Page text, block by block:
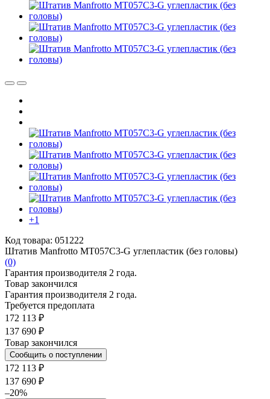
+1
Код товара: 051222
Штатив Manfrotto MT057C3-G углепластик (без головы)
(0)
Гарантия производителя 2 года.
Товар закончился
Гарантия производителя 2 года.
Требуется предоплата
172 113 ₽
137 690 ₽
Товар закончился
Сообщить о поступлении
172 113 ₽
137 690 ₽
–20%